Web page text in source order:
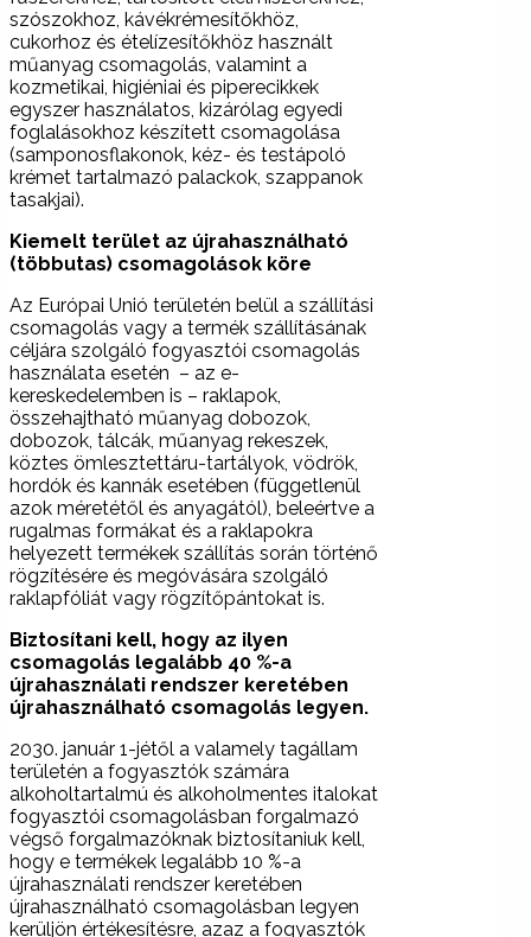
szószokhoz, kávékrémesítőkhöz,
cukorhoz és ételízesítőkhöz használt
műanyag csomagolás, valamint a
kozmetikai, higiéniai és piperecikkek
egyszer használatos, kizárólag egyedi
foglalásokhoz készített csomagolása
(samponosflakonok, kéz- és testápoló
krémet tartalmazó palackok, szappanok
tasakjai).
Kiemelt terület az újrahasználható
(többutas) csomagolások köre
Az Európai Unió területén belül a szállítási
csomagolás vagy a termék szállításának
céljára szolgáló fogyasztói csomagolás
használata esetén – az e-
kereskedelemben is – raklapok,
összehajtható műanyag dobozok,
dobozok, tálcák, műanyag rekeszek,
köztes ömlesztettáru-tartályok, vödrök,
hordók és kannák esetében (függetlenül
azok méretétől és anyagától), beleértve a
rugalmas formákat és a raklapokra
helyezett termékek szállítás során történő
rögzítésére és megóvására szolgáló
raklapfóliát vagy rögzítőpántokat is.
Biztosítani kell, hogy az ilyen
csomagolás legalább 40 %-a
újrahasználati rendszer keretében
újrahasználható csomagolás legyen.
2030. január 1-jétől a valamely tagállam
területén a fogyasztók számára
alkoholtartalmú és alkoholmentes italokat
fogyasztói csomagolásban forgalmazó
végső forgalmazóknak biztosítaniuk kell,
hogy e termékek legalább 10 %-a
újrahasználati rendszer keretében
újrahasználható csomagolásban legyen
kerüljön értékesítésre, azaz a fogyasztók